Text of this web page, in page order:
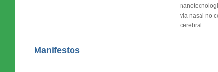
via nasal no
cerebral.
Manifestos